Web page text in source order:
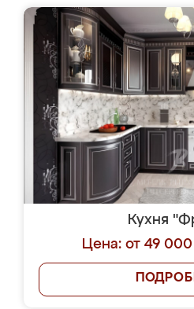
Кухня
Цена: от 49